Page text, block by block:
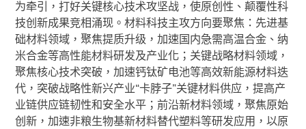
为牵引，打好关键核心技术攻坚战，使原创性、颠覆性科
技创新成果竞相涌现。材料科技主攻方向要聚焦：先进基
础材料领域，聚焦提质升级，加速国内急需高温合金、纳
米合金等高性能材料研发及产业化；关键战略材料领域，
聚焦核心技术突破，加速钙钛矿电池等高效新能源材料迭
代，突破战略性新兴产业“卡脖子”关键材料供应，提高产
业链供应链韧性和安全水平；前沿新材料领域，聚焦原始
创新，加速非粮生物基新材料替代塑料等研发应用，以原